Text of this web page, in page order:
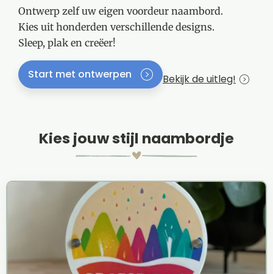
Ontwerp zelf uw eigen voordeur naambord.
Kies uit honderden verschillende designs.
Sleep, plak en creëer!
Start met ontwerpen Bekijk de uitleg!
Kies jouw stijl naambordje